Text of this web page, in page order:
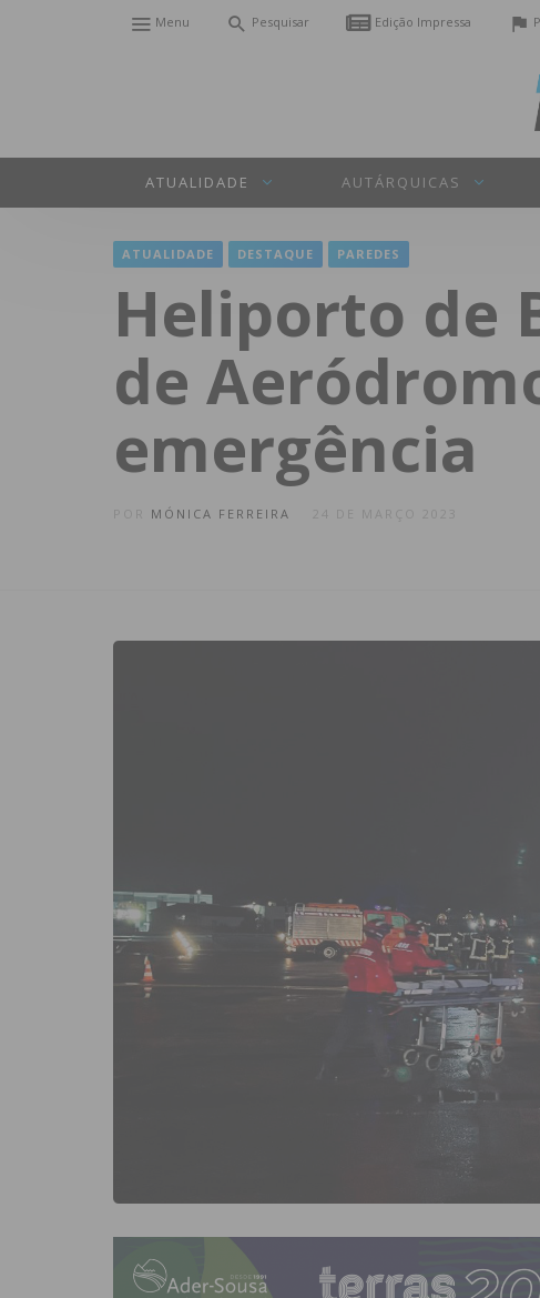
Menu Pesquisar Edição Impressa
ATUALIDADE AUTÁRQUICAS
ATUALIDADE DESTAQUE PAREDES
Heliporto de
de
emergência
MÓNICA FERREIRA 24 DE MARÇO 2023